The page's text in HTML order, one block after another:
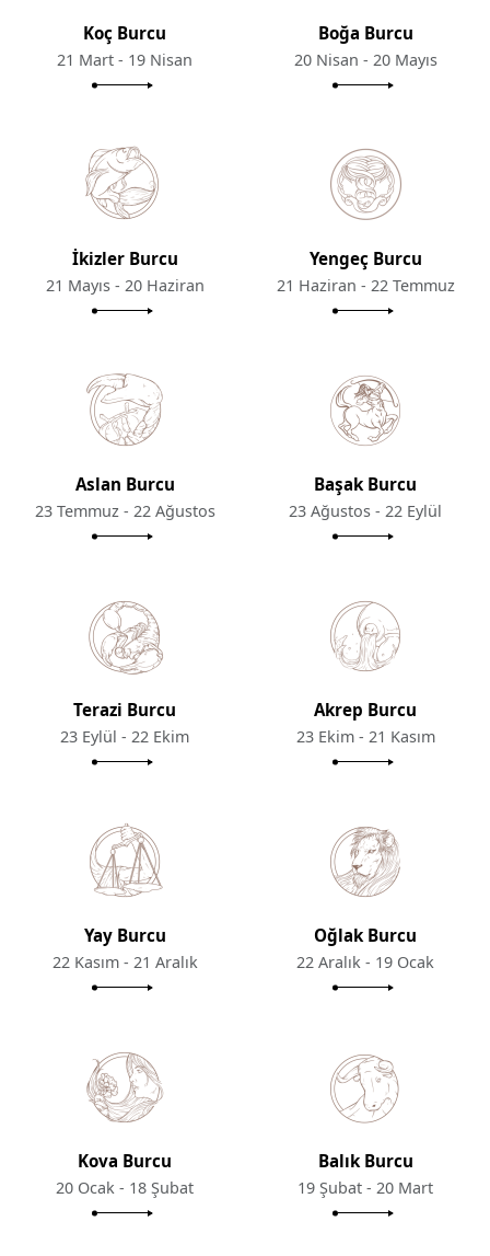
Koç Burcu
21 Mart - 19 Nisan
Boğa Burcu
20 Nisan - 20 Mayıs
İkizler Burcu
21 Mayıs - 20 Haziran
Yengeç Burcu
21 Haziran - 22 Temmuz
Aslan Burcu
23 Temmuz - 22 Ağustos
Başak Burcu
23 Ağustos - 22 Eylül
Terazi Burcu
23 Eylül - 22 Ekim
Akrep Burcu
23 Ekim - 21 Kasım
Yay Burcu
22 Kasım - 21 Aralık
Oğlak Burcu
22 Aralık - 19 Ocak
Kova Burcu
20 Ocak - 18 Şubat
Balık Burcu
19 Şubat - 20 Mart